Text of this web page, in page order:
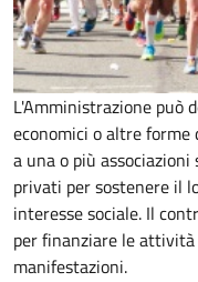
L'Amministrazione può
economici o altre
a una o più
privati per sostenere il
interesse sociale. Il
per finanziare le
manifestazioni.